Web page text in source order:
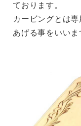
ております。
カービングとは
あげる事をいい